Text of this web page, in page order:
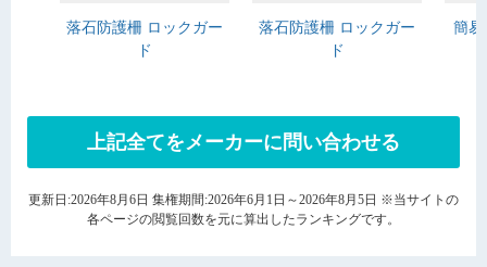
落石防護柵 ロックガー
ド
落石防護柵 ロックガー
ド
簡易
上記全てをメーカーに問い合わせる
更新日:2026年8月6日 集権期間:2026年6月1日～2026年8月5日 ※当サイトの
各ページの閲覧回数を元に算出したランキングです。